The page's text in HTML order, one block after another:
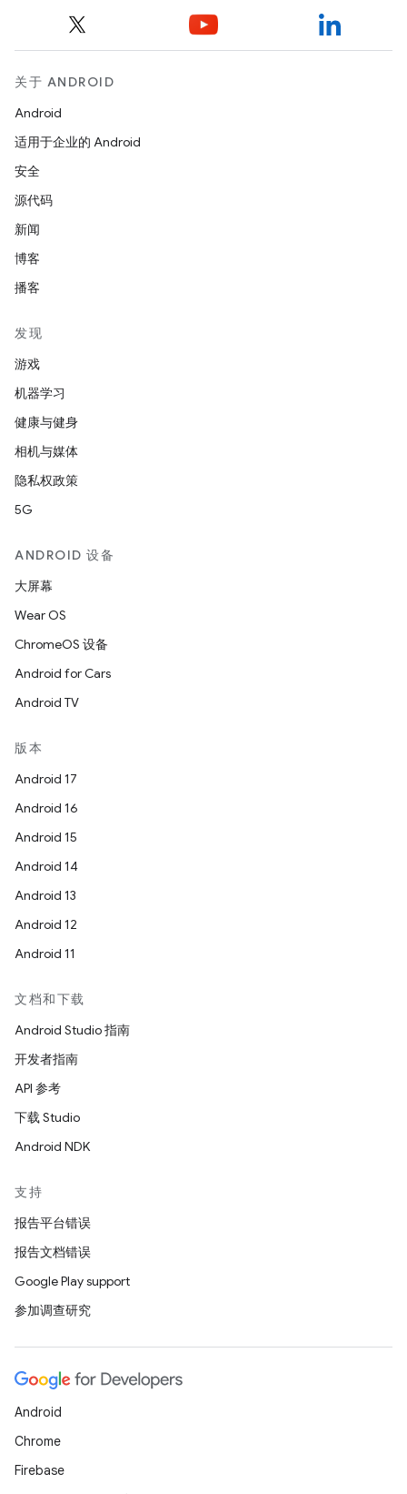
关于 ANDROID
Android
适用于企业的 Android
安全
源代码
新闻
博客
播客
发现
游戏
机器学习
健康与健身
相机与媒体
隐私权政策
5G
ANDROID 设备
大屏幕
Wear OS
ChromeOS 设备
Android for Cars
Android TV
版本
Android 17
Android 16
Android 15
Android 14
Android 13
Android 12
Android 11
文档和下载
Android Studio 指南
开发者指南
API 参考
下载 Studio
Android NDK
支持
报告平台错误
报告文档错误
Google Play support
参加调查研究
Android
Chrome
Firebase